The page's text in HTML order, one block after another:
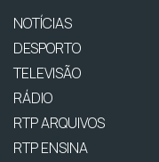
NOTÍCIAS
DESPORTO
TELEVISÃO
RÁDIO
RTP ARQUIVOS
RTP ENSINA